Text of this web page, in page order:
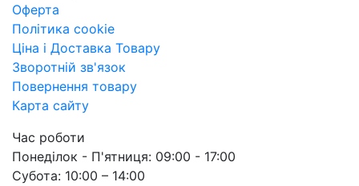
Оферта
Політика cookie
Ціна і Доставка Товару
Зворотній зв'язок
Повернення товару
Карта сайту
Час роботи
Понеділок - П'ятниця: 09:00 - 17:00
Субота: 10:00 – 14:00